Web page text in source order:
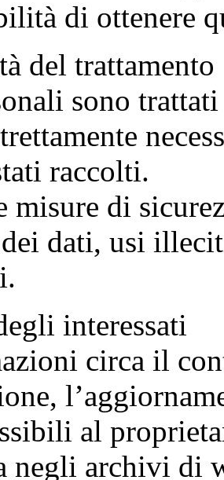
di ottenere
del trattamento
sono
raccolti.
misure di
dati, usi
interessati
circa il
al
negli archivi di